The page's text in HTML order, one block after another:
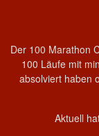
Der 100 Marathon
100 Läufe mit
absolviert haben
Aktuell